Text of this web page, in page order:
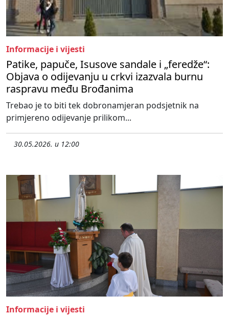
Informacije i vijesti
Patike, papuče, Isusove sandale i „feredže“:
Objava o odijevanju u crkvi izazvala burnu
raspravu među Brođanima
Trebao je to biti tek dobronamjeran podsjetnik na
primjereno odijevanje prilikom...
30.05.2026. u 12:00
Informacije i vijesti